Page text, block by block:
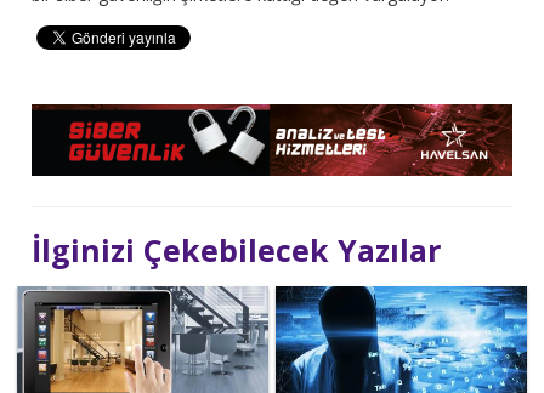
İlginizi Çekebilecek Yazılar